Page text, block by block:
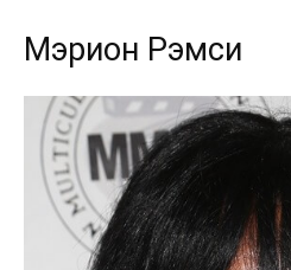
Мэрион Рэмси